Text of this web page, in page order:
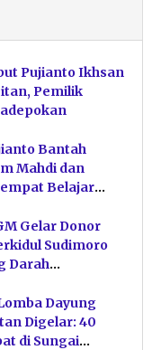
Pujianto Ikhsan
Pemilik
Bantah
Mahdi dan
Belajar
Gelar Donor
Sudimoro
Darah
Dayung
Digelar: 40
di Sungai